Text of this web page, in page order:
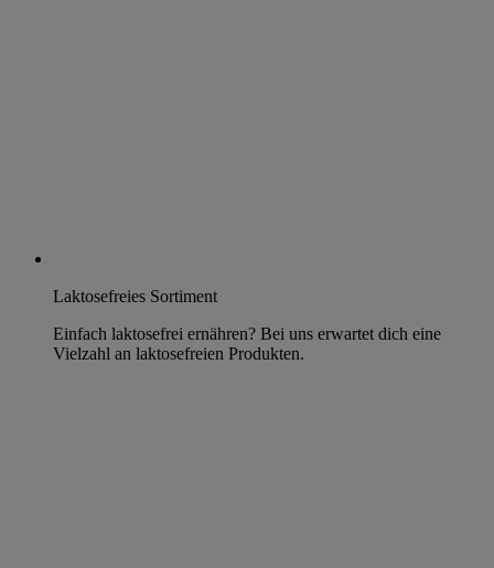
Laktosefreies Sortiment
Einfach laktosefrei ernähren? Bei uns erwartet dich eine
Vielzahl an laktosefreien Produkten.